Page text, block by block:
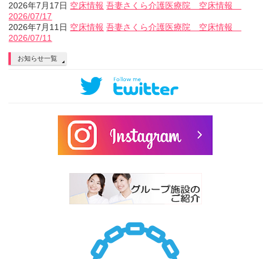
2026年7月17日 空床情報 吾妻さくら介護医療院 空床情報
2026/07/17
2026年7月11日 空床情報 吾妻さくら介護医療院 空床情報
2026/07/11
お知らせ一覧